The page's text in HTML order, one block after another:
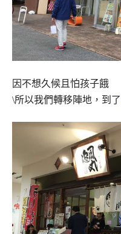
因不想久候且怕孩子餓
\所以我們轉移陣地，到了